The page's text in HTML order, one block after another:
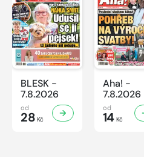
BLESK -
7.8.2026
od
28 Kč
Aha! -
7.8.2026
od
14Kč